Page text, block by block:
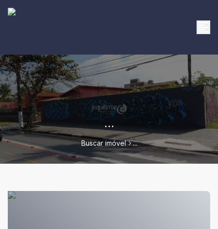
...
Buscar imóvel ...